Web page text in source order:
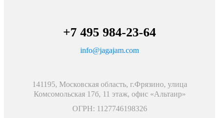
+7 495 984-23-64
info@jagajam.com
141195, Московская область, г.Фрязино, улица
Комсомольская 17б, 11 этаж, офис «Альтаир»
ОГРН: 1127746198326